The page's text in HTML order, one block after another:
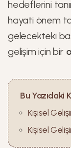
hedeflerini
hayati önem
gelecekteki
gelişim için bir
Bu Yazıdaki
Kişisel
Kişisel